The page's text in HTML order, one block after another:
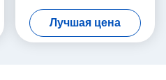
HME для другого
медицинского
Comsumables
Лучшая цена